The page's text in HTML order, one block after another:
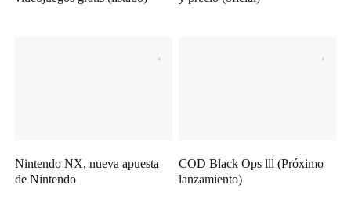
Nintendo NX, nueva apuesta
de Nintendo
COD Black Ops lll (Próximo
lanzamiento)